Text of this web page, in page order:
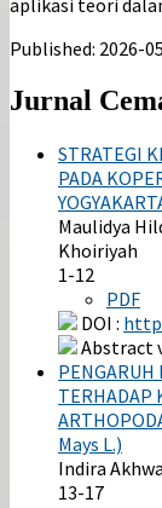
Published: 2026-
Jurnal
STRATEGI
PADA
Maulidya
Khoiriyah
1-12
PDF
DOI :
Abstract
PENGARUH
TERHADAP
Mays L.)
Indira
13-17